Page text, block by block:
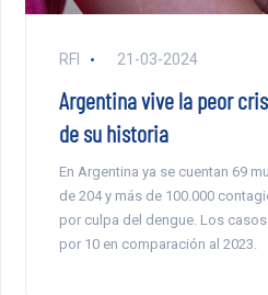
RFI 21-03-2024
Argentina vive la peor
de su historia
En Argentina ya se cuentan 69
de 204 y más de 100.000
por culpa del dengue. Los
por 10 en comparación al 2023.